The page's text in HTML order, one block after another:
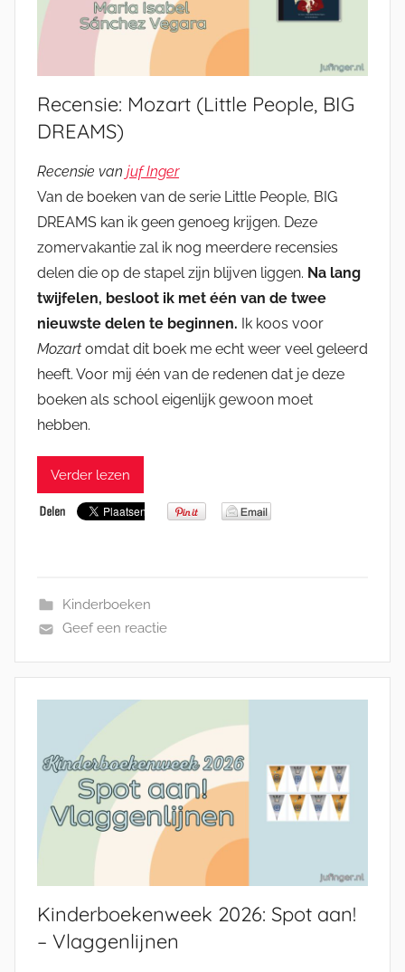
Recensie: Mozart (Little People, BIG
DREAMS)
Recensie van juf Inger
Van de boeken van de serie Little People, BIG
DREAMS kan ik geen genoeg krijgen. Deze
zomervakantie zal ik nog meerdere recensies
delen die op de stapel zijn blijven liggen. Na lang
twijfelen, besloot ik met één van de twee
nieuwste delen te beginnen. Ik koos voor
Mozart omdat dit boek me echt weer veel geleerd
heeft. Voor mij één van de redenen dat je deze
boeken als school eigenlijk gewoon moet
hebben.
Verder lezen
Kinderboeken
Geef een reactie
Kinderboekenweek 2026: Spot aan!
– Vlaggenlijnen